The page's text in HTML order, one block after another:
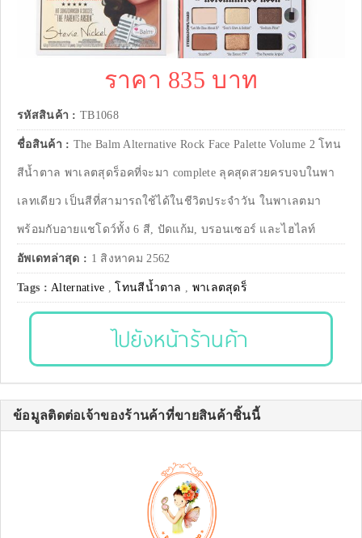
ราคา 835 บาท
รหัสสินค้า : TB1068
ชื่อสินค้า : The Balm Alternative Rock Face Palette Volume 2 โทน
สีน้ำตาล พาเลตสุดร็อคที่จะมา complete ลุคสุดสวยครบจบในพา
เลทเดียว เป็นสีที่สามารถใช้ได้ในชีวิตประจำวัน ในพาเลตมา
พร้อมกับอายแชโดว์ทั้ง 6 สี, ปัดแก้ม, บรอนเซอร์ และไฮไลท์
อัพเดทล่าสุด : 1 สิงหาคม 2562
Tags :Alternative , โทนสีน้ำตาล , พาเลตสุดร็
ไปยังหน้าร้านค้า
ข้อมูลติดต่อเจ้าของร้านค้าที่ขายสินค้าชิ้นนี้